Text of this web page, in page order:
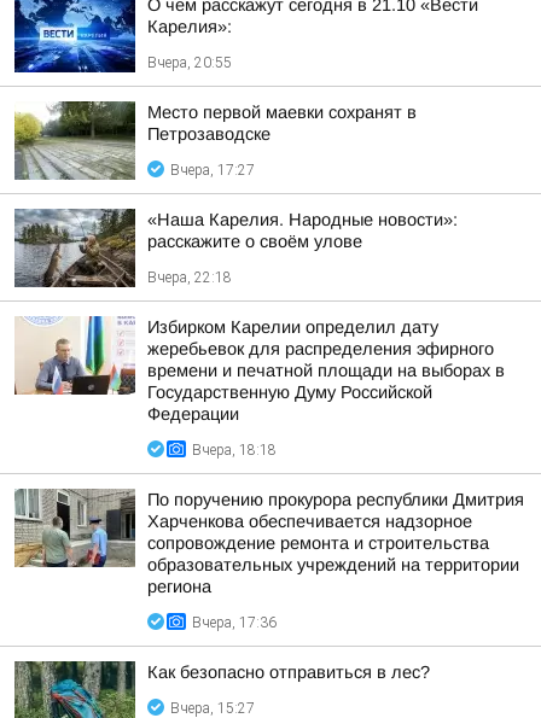
О чем расскажут сегодня в 21.10 «Вести
Карелия»:
Вчера, 20:55
Место первой маевки сохранят в
Петрозаводске
Вчера, 17:27
«Наша Карелия. Народные новости»:
расскажите о своём улове
Вчера, 22:18
Избирком Карелии определил дату
жеребьевок для распределения эфирного
времени и печатной площади на выборах в
Государственную Думу Российской
Федерации
Вчера, 18:18
По поручению прокурора республики Дмитрия
Харченкова обеспечивается надзорное
сопровождение ремонта и строительства
образовательных учреждений на территории
региона
Вчера, 17:36
Как безопасно отправиться в лес?
Вчера, 15:27